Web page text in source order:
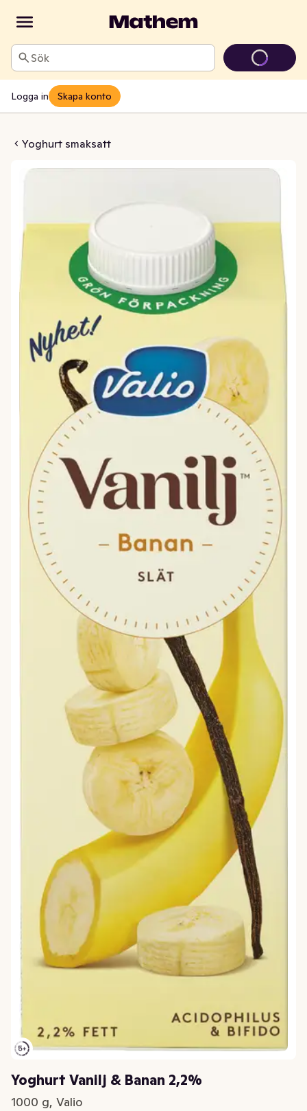
Sök
Logga in Skapa konto
Yoghurt smaksatt
& Banan 2,2%
Yoghurt Vanilj & Banan 2,2%
1000 g, Valio